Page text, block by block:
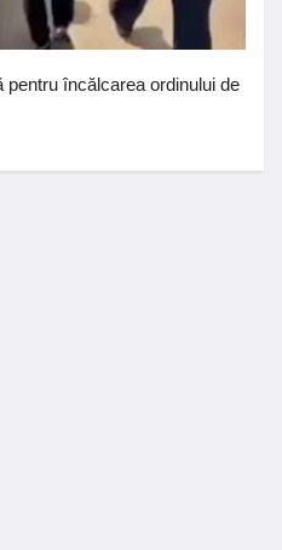
pentru încălcarea ordinului de